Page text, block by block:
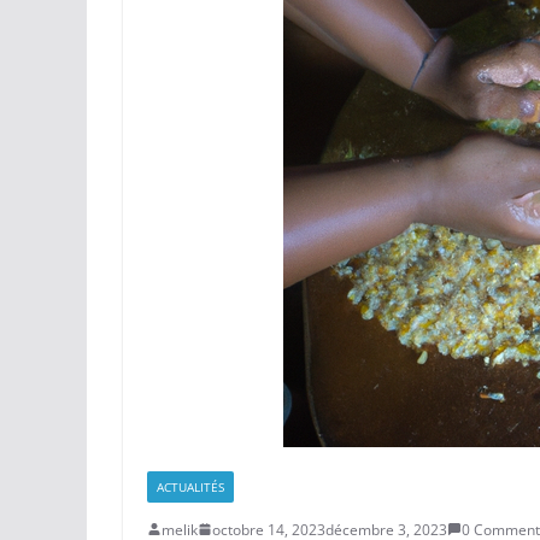
ACTUALITÉS
melik octobre 14, 2023décembre 3, 2023 0